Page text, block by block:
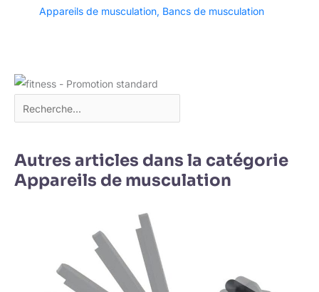
Appareils de musculation, Bancs de musculation
Autres articles dans la catégorie
Appareils de musculation